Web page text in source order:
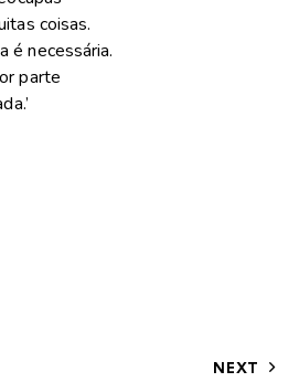
coisas.
é necessária.
parte
NEXT